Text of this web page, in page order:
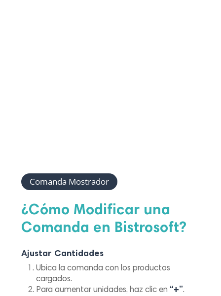
Comanda Mostrador
¿Cómo Modificar una
Comanda en Bistrosoft?
Ajustar Cantidades
Ubica la comanda con los productos
cargados.
Para aumentar unidades, haz clic en “+”.